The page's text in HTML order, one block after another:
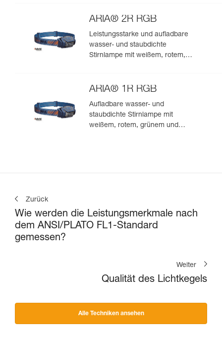
ARIA® 2R RGB
Leistungsstarke und aufladbare
wasser- und staubdichte
Stirnlampe mit weißem, rotem,
ARIA® 1R RGB
Aufladbare wasser- und
staubdichte Stirnlampe mit
weißem, rotem, grünem und
Zurück
Wie werden die Leistungsmerkmale nach
dem ANSI/PLATO FL1-Standard
gemessen?
Weiter
Qualität des Lichtkegels
Alle Techniken ansehen